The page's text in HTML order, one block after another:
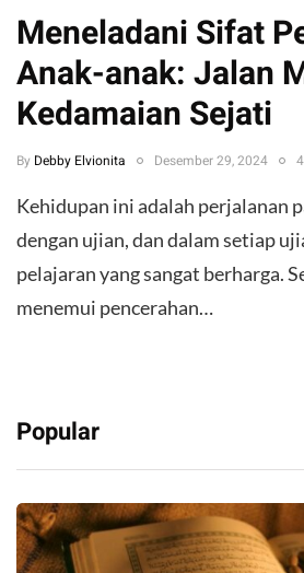
Meneladani Sifat
Anak-anak: Jalan
Kedamaian Sejati
By Debby Elvionita Desember 29, 2024
Kehidupan ini adalah perjalanan
dengan ujian, dan dalam setiap
pelajaran yang sangat berharga.
menemui pencerahan…
Popular